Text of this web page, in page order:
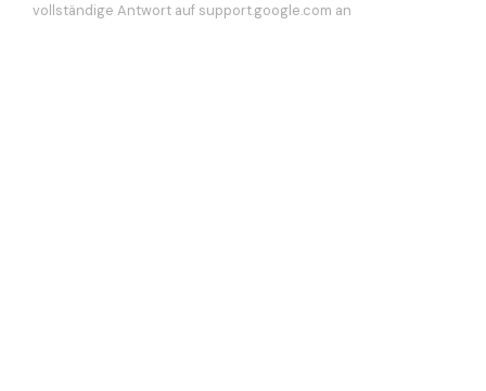
vollständige Antwort auf support.google.com an